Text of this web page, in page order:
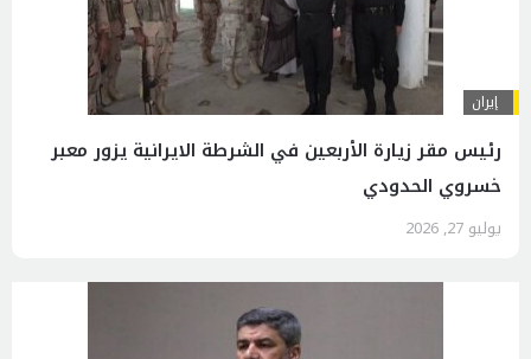
إيران
رئيس مقر زيارة الأربعين في الشرطة الايرانية يزور معبر
خسروي الحدودي
يوليو 27, 2026